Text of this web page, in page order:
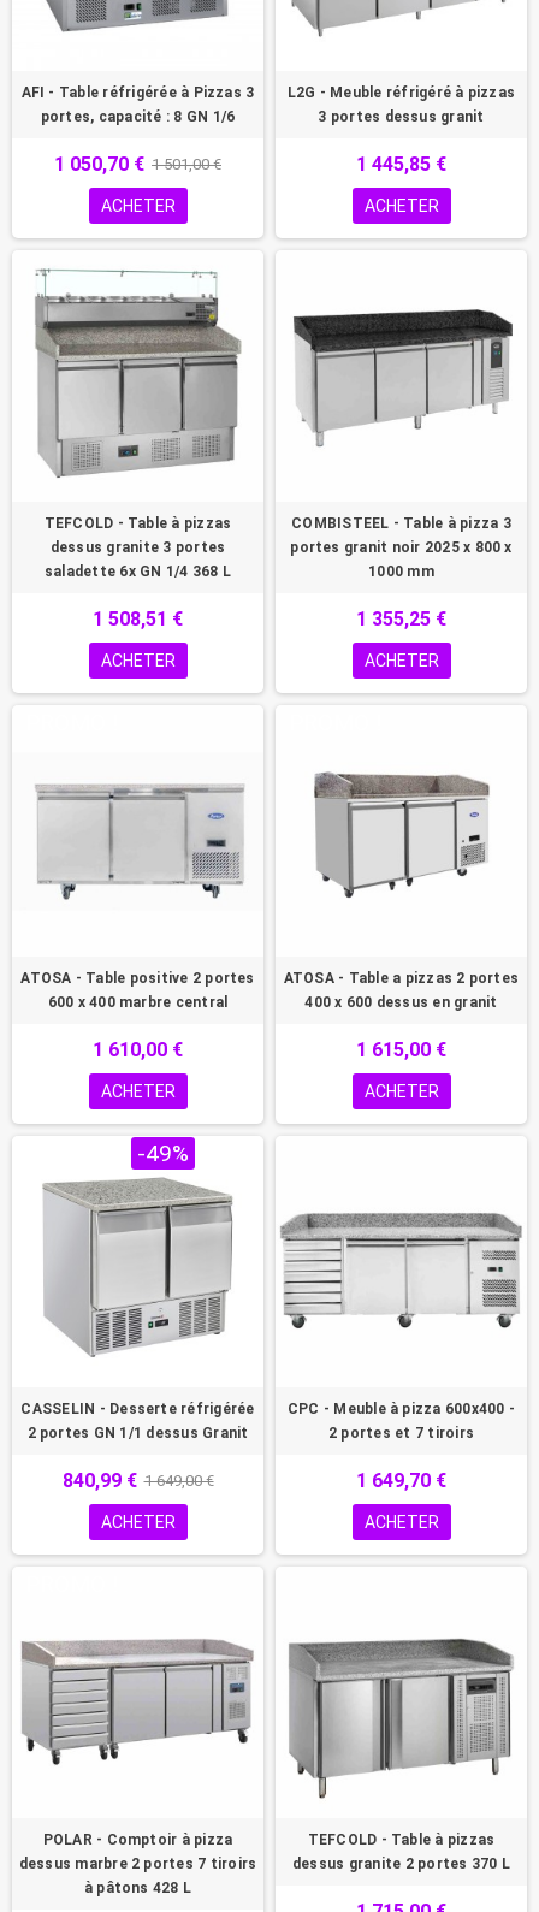
AFI - Table réfrigérée à Pizzas 3
portes, capacité : 8 GN 1/6
1 050,70 € 1 501,00 €
ACHETER
L2G - Meuble réfrigéré à pizzas
3 portes dessus granit
1 445,85 €
ACHETER
TEFCOLD - Table à pizzas
dessus granite 3 portes
saladette 6x GN 1/4 368 L
1 508,51 €
ACHETER
COMBISTEEL - Table à pizza 3
portes granit noir 2025 x 800 x
1000 mm
1 355,25 €
ACHETER
ATOSA - Table positive 2 portes
600 x 400 marbre central
1 610,00 €
ACHETER
ATOSA - Table a pizzas 2 portes
400 x 600 dessus en granit
1 615,00 €
ACHETER
-49%
CASSELIN - Desserte réfrigérée
2 portes GN 1/1 dessus Granit
840,99 € 1 649,00 €
ACHETER
CPC - Meuble à pizza 600x400 -
2 portes et 7 tiroirs
1 649,70 €
ACHETER
POLAR - Comptoir à pizza
dessus marbre 2 portes 7 tiroirs
à pâtons 428 L
TEFCOLD - Table à pizzas
dessus granite 2 portes 370 L